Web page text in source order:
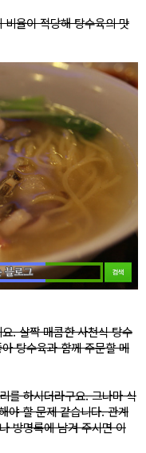
율이 적당해 탕수육의 맛
. 살짝 매콤한 사천식 탕수
탕수육과 함께 주문할 메
를 하시더라구요. 그나마 식
야 할 문제 같습니다. 관계
방명록에 남겨 주시면 이